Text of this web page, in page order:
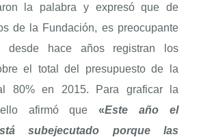
la palabra y expresó que de
de la Fundación, es preocupante
desde hace años registran los
el total del presupuesto de la
80% en 2015. Para graficar la
afirmó que«Este año el
subejecutado porque las